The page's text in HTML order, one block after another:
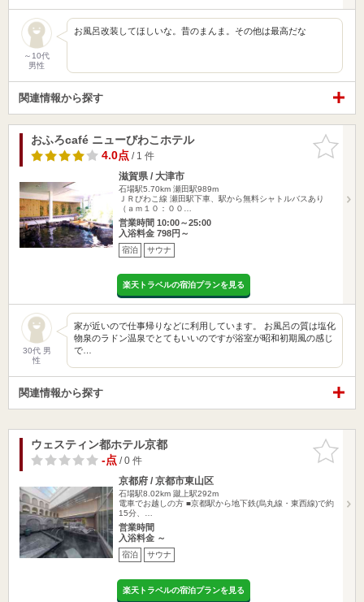
～10代
男性
お風呂改装してほしいな。昔のまんま。その他は最高だな
関連情報から探す
お気に入
りに追加
おふろcafé ニューびわこホテル
4.0点/ 1 件
滋賀県 / 大津市
石場駅5.70km 瀬田駅989m
ＪＲびわこ線 瀬田駅下車、駅から無料シャトルバスあり
（ａｍ１０：００…
営業時間 10:00～25:00
入浴料金 798円～
宿泊 サウナ
楽天トラベルの宿泊プランを見る
30代 男
性
家が近いので仕事帰りなどに利用しています。 お風呂の質は塩化
物泉のラドン温泉でとてもいいのですが浴室が昭和初期風の感じ
で…
関連情報から探す
お気に入
りに追加
ウェスティン都ホテル京都
-点/ 0 件
京都府 / 京都市東山区
石場駅8.02km 蹴上駅292m
電車でお越しの方 ■京都駅から地下鉄(烏丸線・東西線)で約
15分、…
営業時間
入浴料金 ～
宿泊 サウナ
楽天トラベルの宿泊プランを見る